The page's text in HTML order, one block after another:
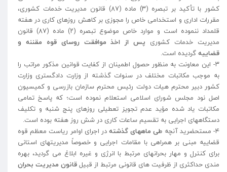
کشور با تأکید بر تبصره (۳) ماده (۸۷) قانون مدیریت خدمات کشوری،
مقررات اداری و استخدامی خاص را مجوزی بر کاهش روزهای کاری در هفته
قلمداد ننموده است و موارد خاص موضوع تبصره (۲) ماده (۸۷) قانون
مدیریت خدمات کشوری پس از اخذ موافقت روسای قوه مقننه و
قضاییهگردیده است.
۳- این معاونت به منظور حصول اطمینان از کفایت قوانین مذکور مراتب را
به موجب مکاتبات مختلف در سنوات گذشته از وزارت دادگستری وزارت
کشور دبیر محترم هیات دولت رئیس محترم سازمان بازرسی و کمیسیون
اصل نود مجلس شورای اسلامی استعلام نموده است؛ که پاسخ تمامی
مکاتبات یاد شده مؤید عدم تجویز تعطیلی روزهای پنج شنبه و تکلیف
دستگاههای اجرایی به تقسیم ساعات کاری در شش روز هفته بوده است.
۴- مستحضرید آنچه
طی ماههای گذشتهدر اجرای اوامر ریاست معظم قوه
قضاییه مبنی بر همراهی با مقامات اجرایی و خصوصاً مدیریتهای استانی
برای کنترل و مهار بحرانهای مرتبط با انرژی و غیره ابلاغ می گردید، بهره
مندی حداکثری از ظرفیت های قانونی مرتبط از قبیلقانون مدیریت بحران